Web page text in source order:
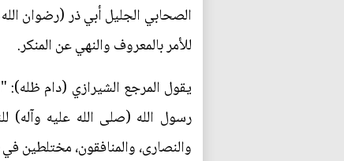
الصحابي الجليل أبي ذر (رضوان
للأمر بالمعروف والنهي عن المنكر.
يقول المرجع الشيرازي (دام ظله):
رسول الله (صلى الله عليه وآله)
والنصارى، والمنافقون، مختلطين